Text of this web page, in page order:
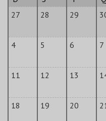
27
28 29
4 5 6 7
11 12 13
18 19 20